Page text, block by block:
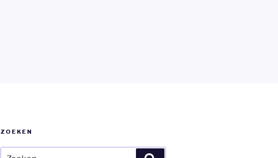
ZOEKEN